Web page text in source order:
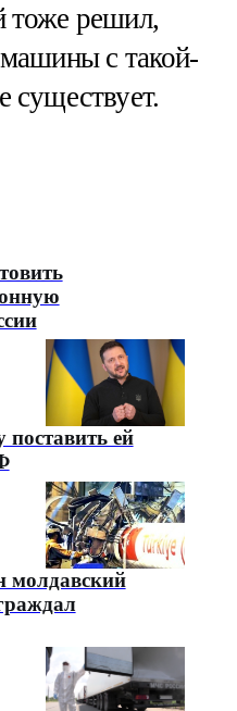
тоже решил,
с такой-
существует.
ей
молдавский